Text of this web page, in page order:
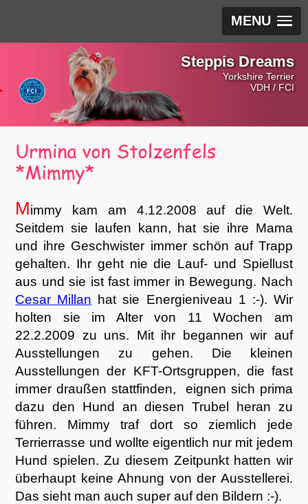
MENU
Steppis Dreams
Yorkshire Terrier
VDH / FCI
Mimmy kam am 4.12.2008 auf die Welt.
Seitdem sie laufen kann, hat sie ihre Mama
und ihre Geschwister immer schön auf Trapp
gehalten. Ihr geht nie die Lauf- und Spiellust
aus und sie ist fast immer in Bewegung. Nach
Cesar Millan hat sie Energieniveau 1 :-). Wir
holten sie im Alter von 11 Wochen am
22.2.2009 zu uns. Mit ihr begannen wir auf
Ausstellungen zu gehen. Die kleinen
Ausstellungen der KFT-Ortsgruppen, die fast
immer draußen stattfinden, eignen sich prima
dazu den Hund an diesen Trubel heran zu
führen. Mimmy traf dort so ziemlich jede
Terrierrasse und wollte eigentlich nur mit jedem
Hund spielen. Zu diesem Zeitpunkt hatten wir
überhaupt keine Ahnung von der Ausstellerei.
Das sieht man auch super auf den Bildern :-).